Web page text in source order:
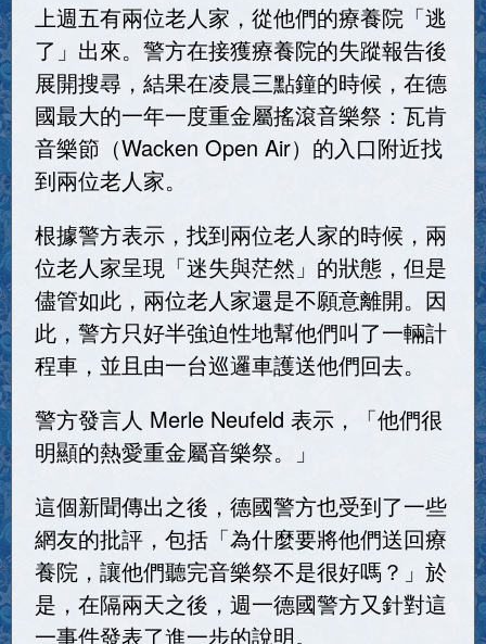
上週五有兩位老人家，從他們的療養院「逃
了」出來。警方在接獲療養院的失蹤報告後
展開搜尋，結果在凌晨三點鐘的時候，在德
國最大的一年一度重金屬搖滾音樂祭：瓦肯
音樂節（Wacken Open Air）的入口附近找
到兩位老人家。
根據警方表示，找到兩位老人家的時候，兩
位老人家呈現「迷失與茫然」的狀態，但是
儘管如此，兩位老人家還是不願意離開。因
此，警方只好半強迫性地幫他們叫了一輛計
程車，並且由一台巡邏車護送他們回去。
警方發言人 Merle Neufeld 表示，「他們很
明顯的熱愛重金屬音樂祭。」
這個新聞傳出之後，德國警方也受到了一些
網友的批評，包括「為什麼要將他們送回療
養院，讓他們聽完音樂祭不是很好嗎？」於
是，在隔兩天之後，週一德國警方又針對這
一事件發表了進一步的說明。